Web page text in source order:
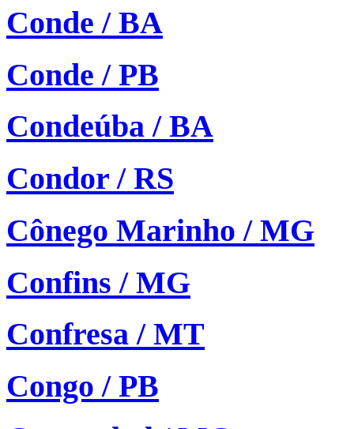
Conde / BA
Conde / PB
Condeúba / BA
Condor / RS
Cônego Marinho / MG
Confins / MG
Confresa / MT
Congo / PB